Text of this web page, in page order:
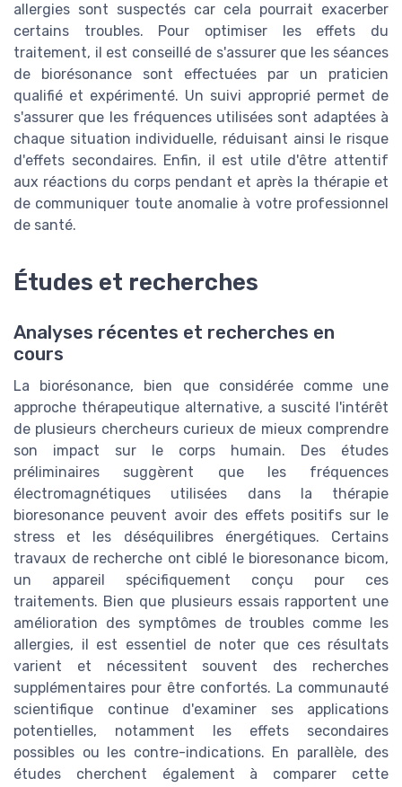
allergies sont suspectés car cela pourrait exacerber
certains troubles. Pour optimiser les effets du
traitement, il est conseillé de s'assurer que les séances
de biorésonance sont effectuées par un praticien
qualifié et expérimenté. Un suivi approprié permet de
s'assurer que les fréquences utilisées sont adaptées à
chaque situation individuelle, réduisant ainsi le risque
d'effets secondaires. Enfin, il est utile d'être attentif
aux réactions du corps pendant et après la thérapie et
de communiquer toute anomalie à votre professionnel
de santé.
Études et recherches
Analyses récentes et recherches en
cours
La biorésonance, bien que considérée comme une
approche thérapeutique alternative, a suscité l'intérêt
de plusieurs chercheurs curieux de mieux comprendre
son impact sur le corps humain. Des études
préliminaires suggèrent que les fréquences
électromagnétiques utilisées dans la thérapie
bioresonance peuvent avoir des effets positifs sur le
stress et les déséquilibres énergétiques. Certains
travaux de recherche ont ciblé le bioresonance bicom,
un appareil spécifiquement conçu pour ces
traitements. Bien que plusieurs essais rapportent une
amélioration des symptômes de troubles comme les
allergies, il est essentiel de noter que ces résultats
varient et nécessitent souvent des recherches
supplémentaires pour être confortés. La communauté
scientifique continue d'examiner ses applications
potentielles, notamment les effets secondaires
possibles ou les contre-indications. En parallèle, des
études cherchent également à comparer cette